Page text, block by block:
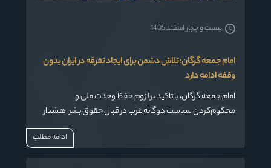
امام جمعه گرگان: تلاش دشمن برای ایجاد تفرقه در ایران بدون
وقفه ادامه دارد
امام جمعه گرگان، با تاکید بر لزوم حفظ وحدت ملی و
محکوم‌کردن سیاست‌ دوگانه غرب در قبال حقوق بشر، هشدار
داد: تلاش دشمنان برای ایجاد تفرقه در کشور بدون وقفه ادامه
بیست و چهار اسفند 1405
ادامه مطلب